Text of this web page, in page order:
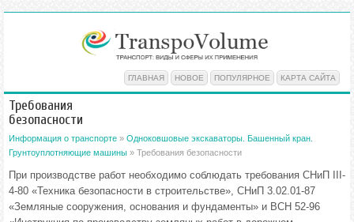
ГЛАВНАЯ НОВОЕ ПОПУЛЯРНОЕ КАРТА САЙТА
Требования
безопасности
Информация о транспорте » Одноковшовые экскаваторы. Башенный кран.
Грунтоуплотняющие машины » Требования безопасности
При производстве работ необходимо соблюдать требования СНиП III-
4-80 «Техника безопасности в строительстве», СНиП 3.02.01-87
«Земляные сооружения, основания и фундаменты» и ВСН 52-96